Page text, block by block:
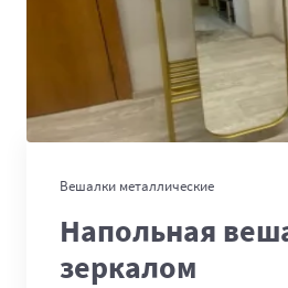
Вешалки металлические
Напольная
зеркалом